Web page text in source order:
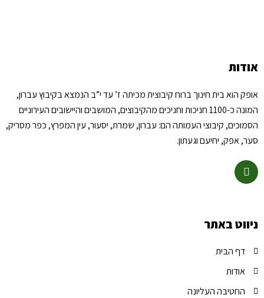
אודות
אופק הוא בית חינוך ברוח קיבוצית מכיתה ז’ עד י”ב הנמצא בקיבוץ עברון,
המונה כ-1100 חניכות וחניכים מהקיבוצים, המושבים והיישובים העירוניים
הסמוכים, קיבוצי העמותה הם: עברון, שמרת, יסעור, עין המפרץ, כפר מסריק,
סער, אפק, יחיעם וגעתון.
ניווט באתר
דף הבית
אודות
החטיבה העליונה